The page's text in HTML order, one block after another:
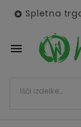
 Spletna
